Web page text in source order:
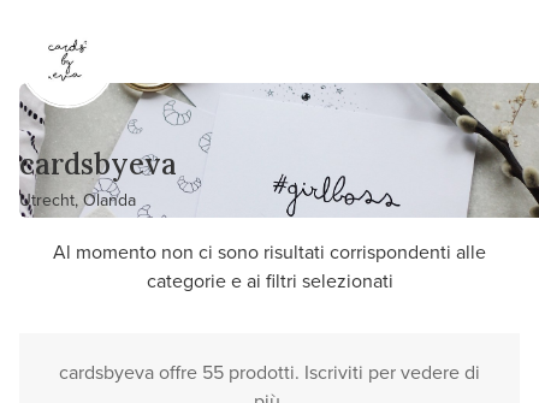
cardsbyeva
Utrecht, Olanda
Al momento non ci sono risultati corrispondenti alle
categorie e ai filtri selezionati
cardsbyeva offre 55 prodotti. Iscriviti per vedere di